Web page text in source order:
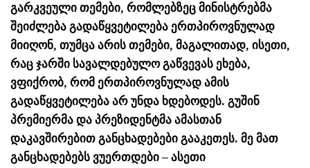
გარკვეული თემები, რომლებზეც მინისტრებმა
შეიძლება გადაწყვეტილება ერთპიროვნულად
მიიღონ, თუმცა არის თემები, მაგალითად, ისეთი,
რაც ჯარში სავალდებულო გაწვევას ეხება,
ვფიქრობ, რომ ერთპიროვნულად ამის
გადაწყვეტილება არ უნდა ხდებოდეს. გუშინ
პრემიერმა და პრეზიდენტმა ამასთან
დაკავშირებით განცხადებები გააკეთეს. მე მათ
განცხადებებს ვუერთდები – ასეთი